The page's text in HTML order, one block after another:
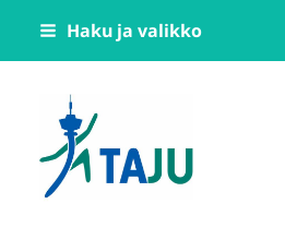
Siirry
Haku ja valikko
Tampereen